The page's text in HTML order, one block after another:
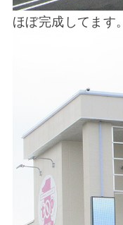
ほぼ完成してます。